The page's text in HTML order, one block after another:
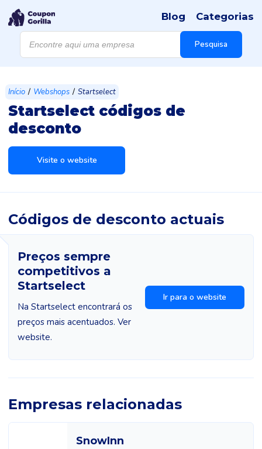
Products
search Pesquisa
Blog Categorias
Início / Webshops / Startselect
Startselect códigos de
desconto
Visite o website
Códigos de desconto actuais
Preços sempre
competitivos a
Startselect
Na Startselect encontrará os
preços mais acentuados. Ver
website.
Ir para o website
Empresas relacionadas
SnowInn